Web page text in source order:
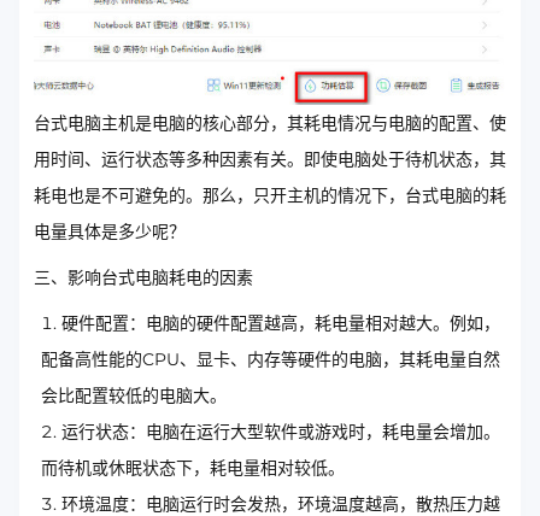
台式电脑主机是电脑的核心部分，其耗电情况与电脑的配置、使
用时间、运行状态等多种因素有关。即使电脑处于待机状态，其
耗电也是不可避免的。那么，只开主机的情况下，台式电脑的耗
电量具体是多少呢？
三、影响台式电脑耗电的因素
硬件配置：电脑的硬件配置越高，耗电量相对越大。例如，
配备高性能的CPU、显卡、内存等硬件的电脑，其耗电量自然
会比配置较低的电脑大。
运行状态：电脑在运行大型软件或游戏时，耗电量会增加。
而待机或休眠状态下，耗电量相对较低。
环境温度：电脑运行时会发热，环境温度越高，散热压力越